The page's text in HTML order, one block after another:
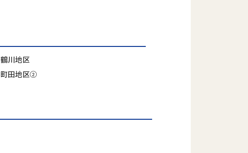
鶴川地区
町田地区②